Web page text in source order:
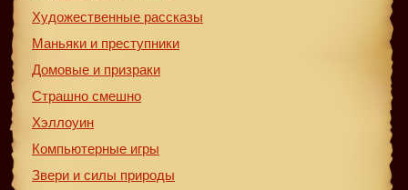
Художественные рассказы
Маньяки и преступники
Домовые и призраки
Страшно смешно
Хэллоуин
Компьютерные игры
Звери и силы природы